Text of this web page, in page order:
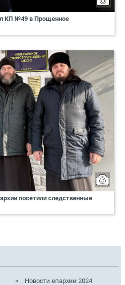
КП №49 в Прощенное
посетили следственные
Новости епархии 2024